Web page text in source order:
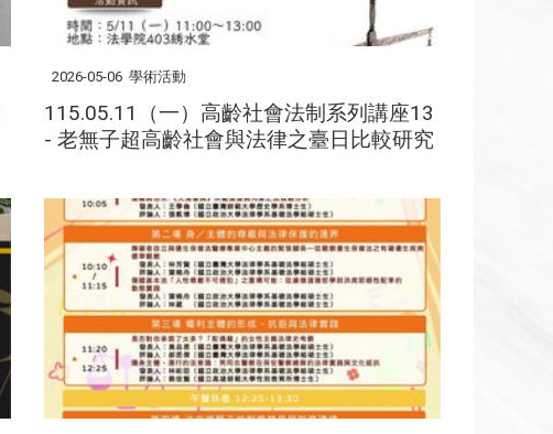
2026-05-06 學術活動
115.05.11（一）高齡社會法制系列講座13
- 老無子超高齡社會與法律之臺日比較研究